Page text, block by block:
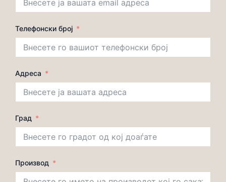
Телефонски број
Адреса
Град
Производ